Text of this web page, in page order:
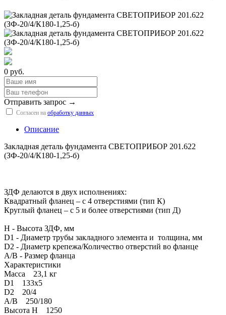
0 руб.
Отправить запрос →
Согласен на обработку данных
Описание
Закладная деталь фундамента СВЕТОПРИБОР 201.622
(ЗФ-20/4/К180-1,25-б)
ЗДФ делаются в двух исполнениях:
Квадратный фланец – с 4 отверстиями (тип К)
Круглый фланец – с 5 и более отверстиями (тип Д)
H - Высота ЗДФ, мм
D1 - Диаметр трубы закладного элемента и толщина, мм
D2 - Диаметр крепежа/Количество отверстий во фланце
A/B - Размер фланца
Характеристики
Масса 23,1 кг
D1 133х5
D2 20/4
A/B 250/180
Высота H 1250